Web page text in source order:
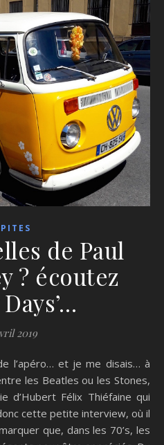
de Paul
? écoutez
2019
les Beatles ou les Stones,
d’Hubert Félix Thiéfaine qui
cette petite interview, où il
que, dans les 70’s, les